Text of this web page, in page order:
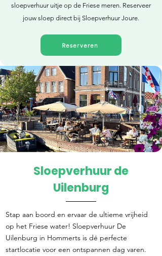
sloepverhuur uitje op de Friese meren. Reserveer
jouw sloep direct bij Sloepverhuur Joure.
Reserveren
Direct reserveren
Sloepverhuur de
Uilenburg
Stap aan boord en ervaar de ultieme vrijheid
op het Friese water! Sloepverhuur De
Uilenburg in Hommerts is dé perfecte
startlocatie voor een ontspannen dag varen.